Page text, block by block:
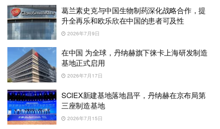
葛兰素史克与中国生物制药深化战略合作，提
升全再乐和欧乐欣在中国的患者可及性
2026年7月9日
在中国 为全球，丹纳赫旗下徕卡上海研发制造
基地正式启用
2026年7月17日
SCIEX新建基地落地昌平，丹纳赫在京布局第
三座制造基地
2026年7月15日